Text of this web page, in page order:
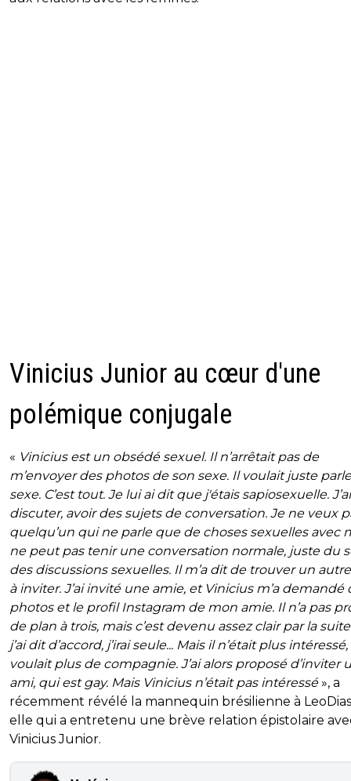
Vinicius Junior au cœur d'une
polémique conjugale
« Vinicius est un obsédé sexuel. Il n’arrêtait pas de
m’envoyer des photos de son sexe. Il voulait juste
sexe. C’est tout. Je lui ai dit que j'étais sapiosexuelle.
discuter, avoir des sujets de conversation. Je ne veux
quelqu’un qui ne parle que de choses sexuelles avec
ne peut pas tenir une conversation normale, juste du
des discussions sexuelles. Il m’a dit de trouver un
à inviter. J’ai invité une amie, et Vinicius m’a demandé
photos et le profil Instagram de mon amie. Il n’a pas
de plan à trois, mais c’est devenu assez clair par la
j’ai dit d’accord, j’irai seule... Mais il n’était plus
voulait plus de compagnie. J’ai alors proposé d’inviter
ami, qui est gay. Mais Vinicius n’était pas intéressé», a
récemment révélé la mannequin brésilienne à LeoDias
elle qui a entretenu une brève relation épistolaire
Vinicius Junior.